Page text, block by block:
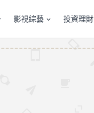
影視綜藝 投資理財